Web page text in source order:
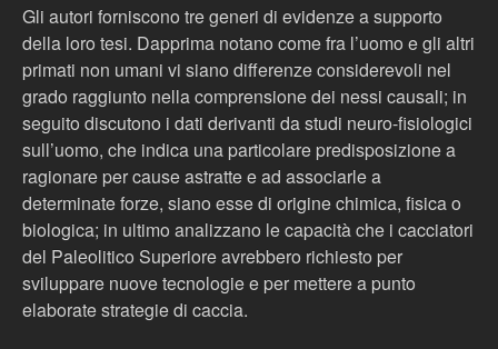
Gli autori forniscono tre generi di evidenze a supporto
della loro tesi. Dapprima notano come fra l’uomo e gli altri
primati non umani vi siano differenze considerevoli nel
grado raggiunto nella comprensione dei nessi causali; in
seguito discutono i dati derivanti da studi neuro-fisiologici
sull’uomo, che indica una particolare predisposizione a
ragionare per cause astratte e ad associarle a
determinate forze, siano esse di origine chimica, fisica o
biologica; in ultimo analizzano le capacità che i cacciatori
del Paleolitico Superiore avrebbero richiesto per
sviluppare nuove tecnologie e per mettere a punto
elaborate strategie di caccia.